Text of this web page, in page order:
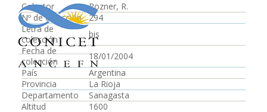
Colector
Pozner, R.
Nº de colección
294
Letra de
colección
bis
Fecha de
colección
18/01/2004
País
Argentina
Provincia
La Rioja
Departamento
Sanagasta
Altitud
1600